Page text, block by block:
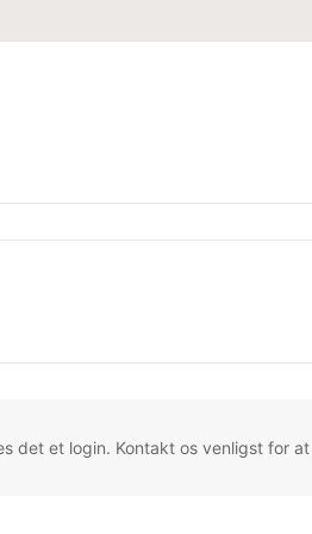
det et login. Kontakt os venligst for